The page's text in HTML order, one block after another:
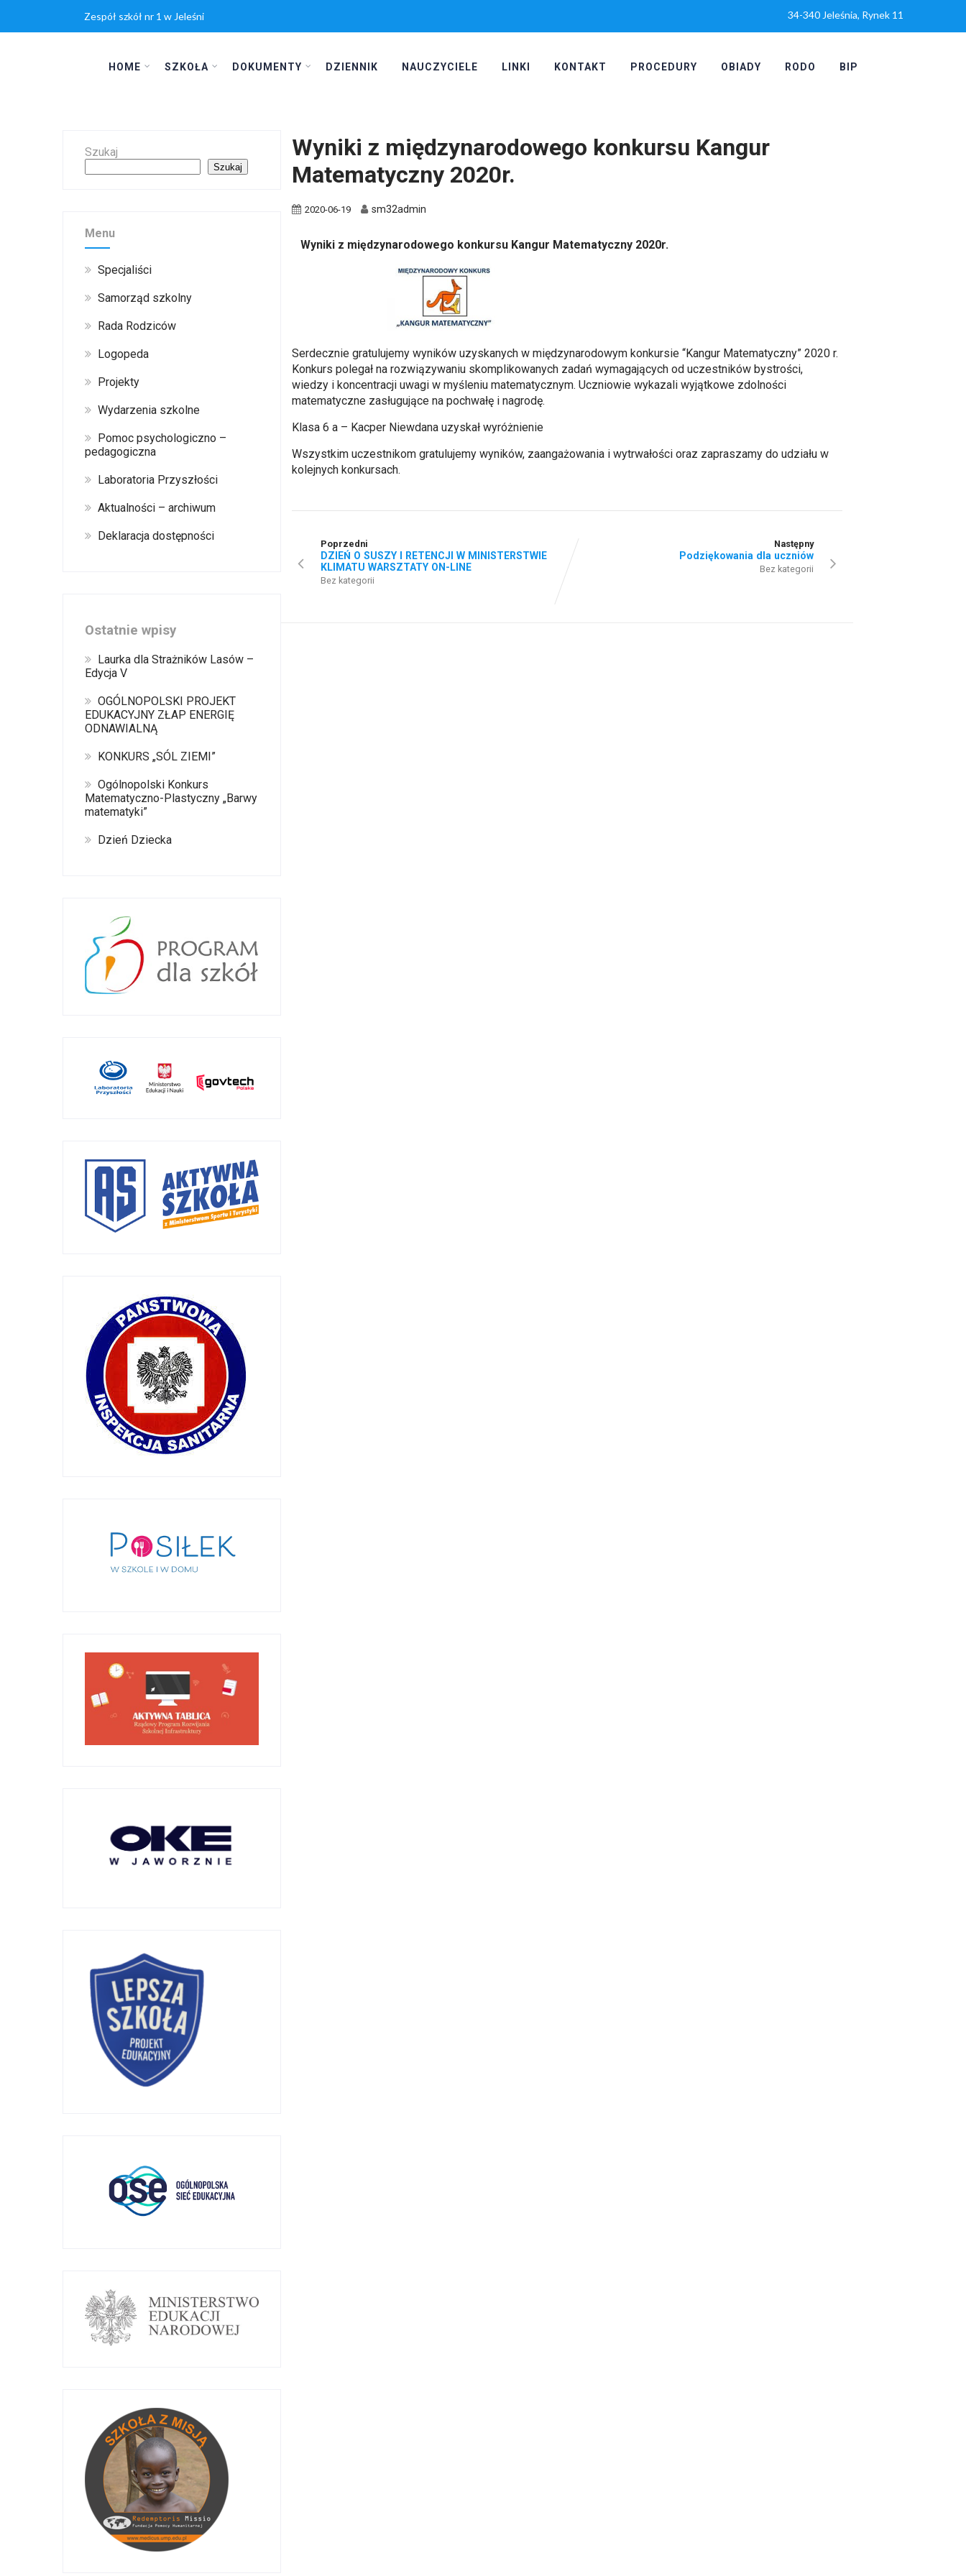
Zespół szkół nr 1 w Jeleśni 34-340 Jeleśnia, Rynek 11
HOME SZKOŁA DOKUMENTY DZIENNIK NAUCZYCIELE LINKI KONTAKT PROCEDURY OBIADY RODO BIP
Szukaj
Szukaj
Menu
Specjaliści
Samorząd szkolny
Rada Rodziców
Logopeda
Projekty
Wydarzenia szkolne
Pomoc psychologiczno –
pedagogiczna
Laboratoria Przyszłości
Aktualności – archiwum
Deklaracja dostępności
Ostatnie wpisy
Laurka dla Strażników Lasów –
Edycja V
OGÓLNOPOLSKI PROJEKT
EDUKACYJNY ZŁAP ENERGIĘ
ODNAWIALNĄ
KONKURS „SÓL ZIEMI”
Ogólnopolski Konkurs
Matematyczno-Plastyczny „Barwy
matematyki”
Dzień Dziecka
Wyniki z międzynarodowego konkursu Kangur
Matematyczny 2020r.
2020-06-19 sm32admin
Wyniki z międzynarodowego konkursu Kangur Matematyczny 2020r.
Serdecznie gratulujemy wyników uzyskanych w międzynarodowym konkursie “Kangur Matematyczny” 2020 r.
Konkurs polegał na rozwiązywaniu skomplikowanych zadań wymagających od uczestników bystrości,
wiedzy i koncentracji uwagi w myśleniu matematycznym. Uczniowie wykazali wyjątkowe zdolności
matematyczne zasługujące na pochwałę i nagrodę.
Klasa 6 a – Kacper Niewdana uzyskał wyróżnienie
Wszystkim uczestnikom gratulujemy wyników, zaangażowania i wytrwałości oraz zapraszamy do udziału w
kolejnych konkursach.
Poprzedni
DZIEŃ O SUSZY I RETENCJI W MINISTERSTWIE
KLIMATU WARSZTATY ON-LINE
Bez kategorii
Następny
Podziękowania dla uczniów
Bez kategorii